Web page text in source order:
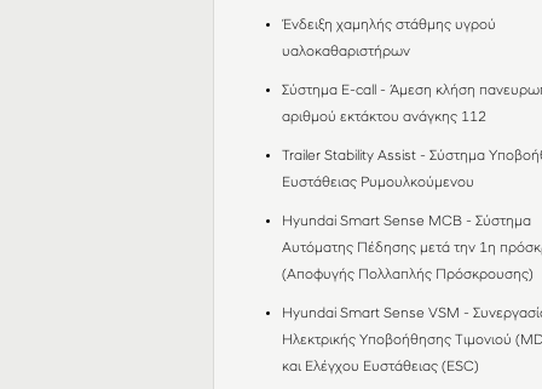
Ένδειξη χαμηλής στάθμης υγρού
υαλοκαθαριστήρων
Σύστημα E-call - Άμεση κλήση
αριθμού εκτάκτου ανάγκης 112
Trailer Stability Assist - Σύστημα
Ευστάθειας Ρυμουλκούμενου
Hyundai Smart Sense MCB - Σύστημα
Αυτόματης Πέδησης μετά την 1η
(Αποφυγής Πολλαπλής Πρόσκρουσης)
Hyundai Smart Sense VSM -
Ηλεκτρικής Υποβοήθησης Τιμονιού
και Ελέγχου Ευστάθειας (ESC)